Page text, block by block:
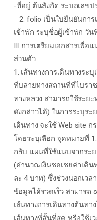
-ที่อยู่ ต้นสังกัด ระบถเลขป
2. folio เป็นใบยืนยันการ
เข้าพัก ระบุชื่อผู้เข้าพัก วัน
III การเตรียมเอกสารเพื่
ส่วนตัว
1. เส้นทางการเดินทางระ
ที่ปลายทางสถานที่ที่ไปรา
ทางหลวง สามารถใช้ระย
ดังกล่าวได้) ในการระบุระ
เดินทาง จะใช้ Web site
โดยระบุเลือก จุดหมายที่
กลับ แผนที่ใช้แนบจากระ
(คำนวณเงินชดเชยค่าเดิน
ละ 4 บาท) ซึ่งช่วงนอกเวล
ข้อมูลได้รวดเร็ว สามารถ
เส้นทางการเดินทางต้นทา
เส้นทางที่สั้นที่สุด หรือใช้เ